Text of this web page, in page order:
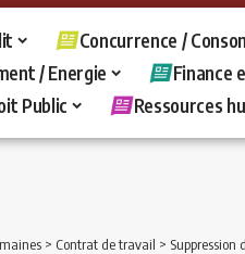
Concurrence /
/ Energie Finance
Public Ressources
> Contrat de travail > Suppression